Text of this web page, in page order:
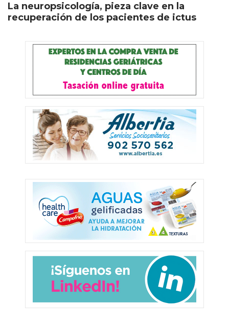
La neuropsicología, pieza clave en la
recuperación de los pacientes de ictus